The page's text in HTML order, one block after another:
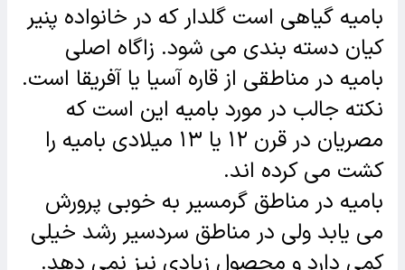
بامیه گیاهی است گلدار که در خانواده پنیر
کیان دسته بندی می شود. زاگاه اصلی
بامیه در مناطقی از قاره آسیا یا آفریقا است.
نکته جالب در مورد بامیه این است که
مصریان در قرن ۱۲ یا ۱۳ میلادی بامیه را
کشت می کرده اند.
بامیه در مناطق گرمسیر به خوبی پرورش
می یابد ولی در مناطق سردسیر رشد خیلی
کمی دارد و محصول زیادی نیز نمی دهد.